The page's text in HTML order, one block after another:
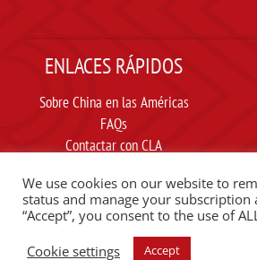
ENLACES RÁPIDOS
Sobre China en las Américas
FAQs
Contactar con CLA
Carta ética
SIGUE A CLA EN REDES
We use cookies on our website to
status and manage your subscription
“Accept”, you consent to the use of
Cookie settings
Accept